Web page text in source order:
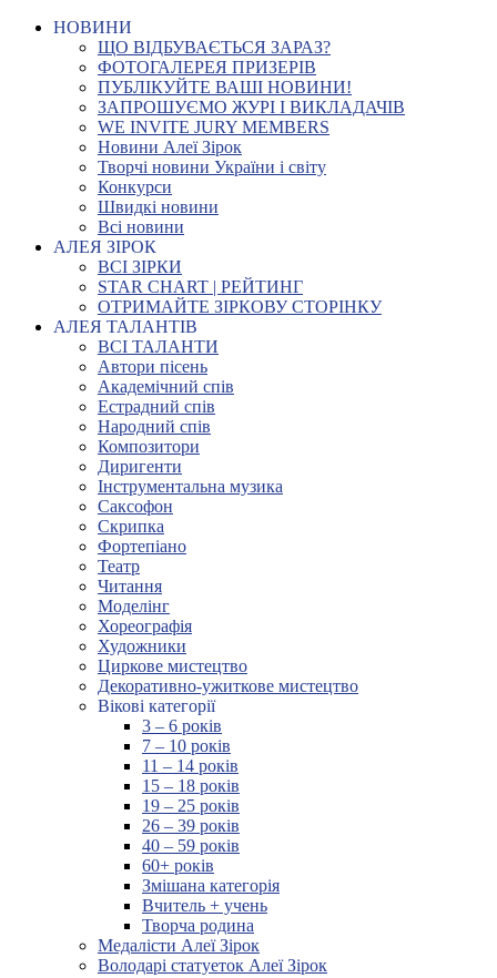
НОВИНИ
ЩО ВІДБУВАЄТЬСЯ ЗАРАЗ?
ФОТОГАЛЕРЕЯ ПРИЗЕРІВ
ПУБЛІКУЙТЕ ВАШІ НОВИНИ!
ЗАПРОШУЄМО ЖУРІ І ВИКЛАДАЧІВ
WE INVITE JURY MEMBERS
Новини Алеї Зірок
Творчі новини України і світу
Конкурси
Швидкі новини
Всі новини
АЛЕЯ ЗІРОК
ВСІ ЗІРКИ
STAR CHART | РЕЙТИНГ
ОТРИМАЙТЕ ЗІРКОВУ СТОРІНКУ
АЛЕЯ ТАЛАНТІВ
ВСІ ТАЛАНТИ
Автори пісень
Академічний спів
Естрадний спів
Народний спів
Композитори
Диригенти
Інструментальна музика
Саксофон
Скрипка
Фортепіано
Театр
Читання
Моделінг
Хореографія
Художники
Циркове мистецтво
Декоративно-ужиткове мистецтво
Вікові категорії
3 – 6 років
7 – 10 років
11 – 14 років
15 – 18 років
19 – 25 років
26 – 39 років
40 – 59 років
60+ років
Змішана категорія
Вчитель + учень
Творча родина
Медалісти Алеї Зірок
Володарі статуеток Алеї Зірок